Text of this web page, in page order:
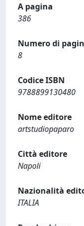
A pagina
386
Numero di
8
Codice ISBN
9788899130480
Nome editore
artstudiopaparo
Città editore
Napoli
Nazionalità
ITALIA